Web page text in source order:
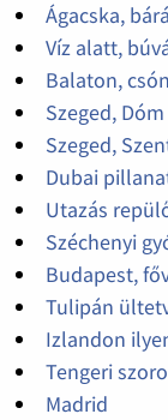
Ágacska,
Víz alatt,
Balaton,
Szeged,
Szeged,
Dubai
Utazás
Széchenyi
Budapest,
Tulipán
Izlandon
Tengeri
Madrid